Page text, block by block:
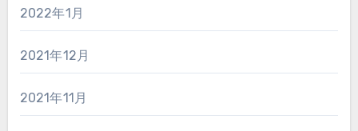
2022年1月
2021年12月
2021年11月